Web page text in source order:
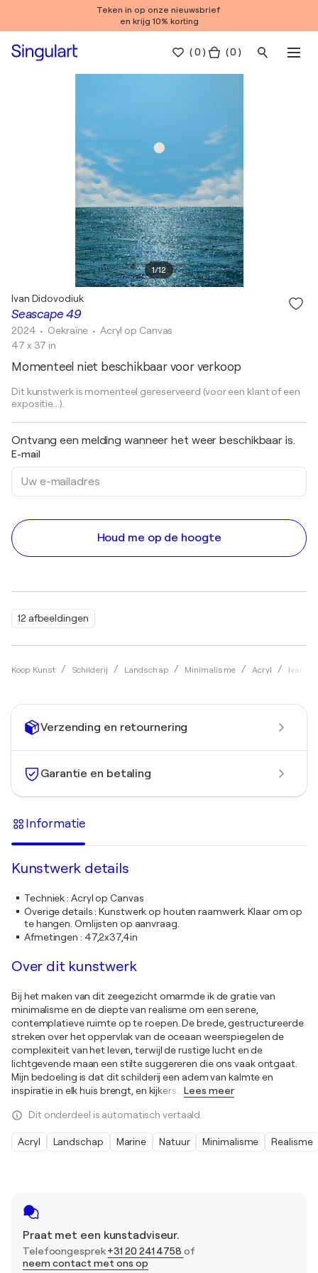
Teken in op onze nieuwsbrief
en krijg 10% korting
(0 ) ( 0 )
1/12
12 afbeeldingen
Koop Kunst Schilderij Landschap Minimalisme Acryl Ivan
Seascape 49
Ivan Didovodiuk
2024 • Oekraïne • Acryl op Canvas
47 x 37 in
Momenteel niet beschikbaar voor verkoop
Dit kunstwerk is momenteel gereserveerd (voor een klant of een
expositie...).
Ontvang een melding wanneer het weer beschikbaar is.
E-mail
Houd me op de hoogte
Verzending en retournering
Garantie en betaling
Praat met een kunstadviseur.
Telefoongesprek+31 20 241 4758 of
neem contact met ons op
Informatie
Kunstwerk details
Techniek: Acryl op Canvas
Overige details:Kunstwerk op houten raamwerk. Klaar om op
te hangen. Omlijsten op aanvraag.
Afmetingen : 47,2x37,4in
Over dit kunstwerk
Bij het maken van dit zeegezicht omarmde ik de gratie van
minimalisme en de diepte van realisme om een serene,
contemplatieve ruimte op te roepen. De brede, gestructureerde
streken over het oppervlak van de oceaan weerspiegelen de
complexiteit van het leven, terwijl de rustige lucht en de
lichtgevende maan een stilte suggereren die ons vaak ontgaat.
Mijn bedoeling is dat dit schilderij een adem van kalmte en
inspiratie in elk huis brengt, en kijkers
Lees meer
Dit onderdeel is automatisch vertaald.
Acryl Landschap Marine Natuur Minimalisme Realisme